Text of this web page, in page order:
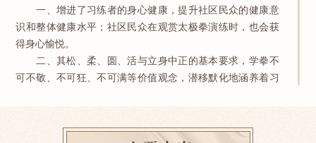
一、增进了习练者的身心健康，提升社区民众的健康意
识和整体健康水平；社区民众在观赏太极拳演练时，也会获
得身心愉悦。
二、其松、柔、圆、活与立身中正的基本要求，学拳不
可不敬、不可狂、不可满等价值观念，潜移默化地涵养着习
三、传承人和实践者通过拳理探讨、技艺切磋，形成